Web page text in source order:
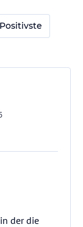
Positivste
der die